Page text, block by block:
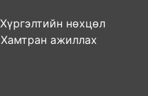
Хүргэлтийн нөхцөл
ажиллах